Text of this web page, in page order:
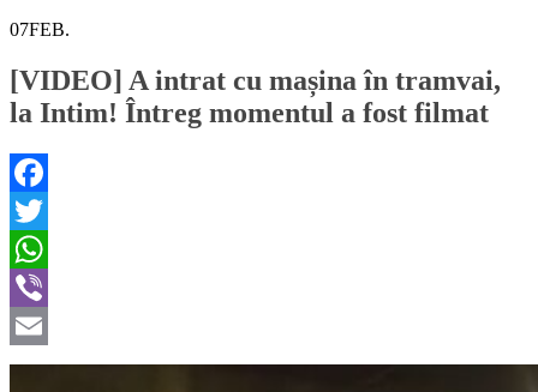
07FEB.
[VIDEO] A intrat cu mașina în tramvai,
la Intim! Întreg momentul a fost filmat
Facebook
Twitter
WhatsApp
Viber
Email